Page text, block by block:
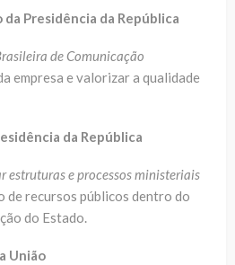
Presidência da República
de Comunicação
empresa e valorizar a qualidade
da República
estruturas e processos ministeriais
de recursos públicos dentro do
do Estado.
União